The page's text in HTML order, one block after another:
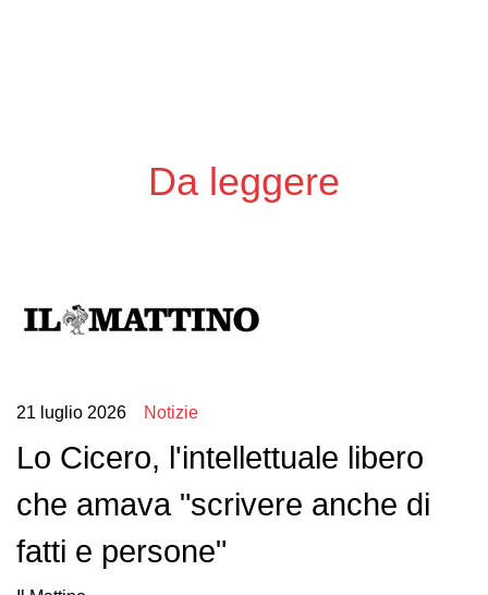
Da leggere
21 luglio 2026 Notizie
Lo Cicero, l'intellettuale libero
che amava "scrivere anche di
fatti e persone"